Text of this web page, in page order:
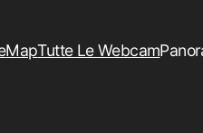
MapTutte Le Webcam